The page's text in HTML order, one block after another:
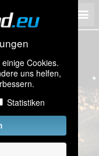
Cookies.
uns helfen,
Statistiken